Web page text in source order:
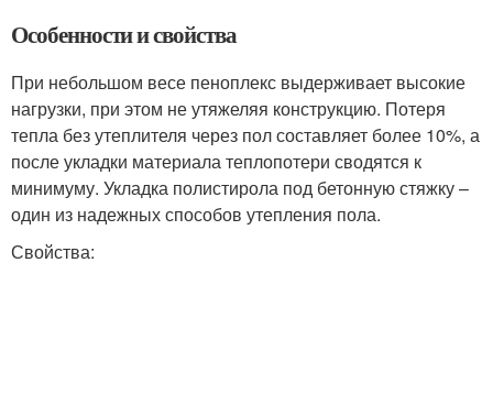
Особенности и свойства
При небольшом весе пеноплекс выдерживает высокие
нагрузки, при этом не утяжеляя конструкцию. Потеря
тепла без утеплителя через пол составляет более 10%, а
после укладки материала теплопотери сводятся к
минимуму. Укладка полистирола под бетонную стяжку –
один из надежных способов утепления пола.
Свойства: